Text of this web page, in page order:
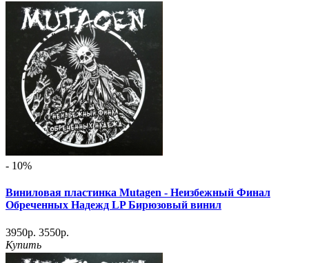
- 10%
Виниловая пластинка Mutagen - Неизбежный Финал
Обреченных Надежд LP Бирюзовый винил
3950р. 3550р.
Купить